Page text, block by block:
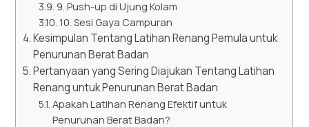
9. Push-up di Ujung Kolam
10. Sesi Gaya Campuran
Kesimpulan Tentang Latihan Renang Pemula untuk
Penurunan Berat Badan
Pertanyaan yang Sering Diajukan Tentang Latihan
Renang untuk Penurunan Berat Badan
Apakah Latihan Renang Efektif untuk
Penurunan Berat Badan?